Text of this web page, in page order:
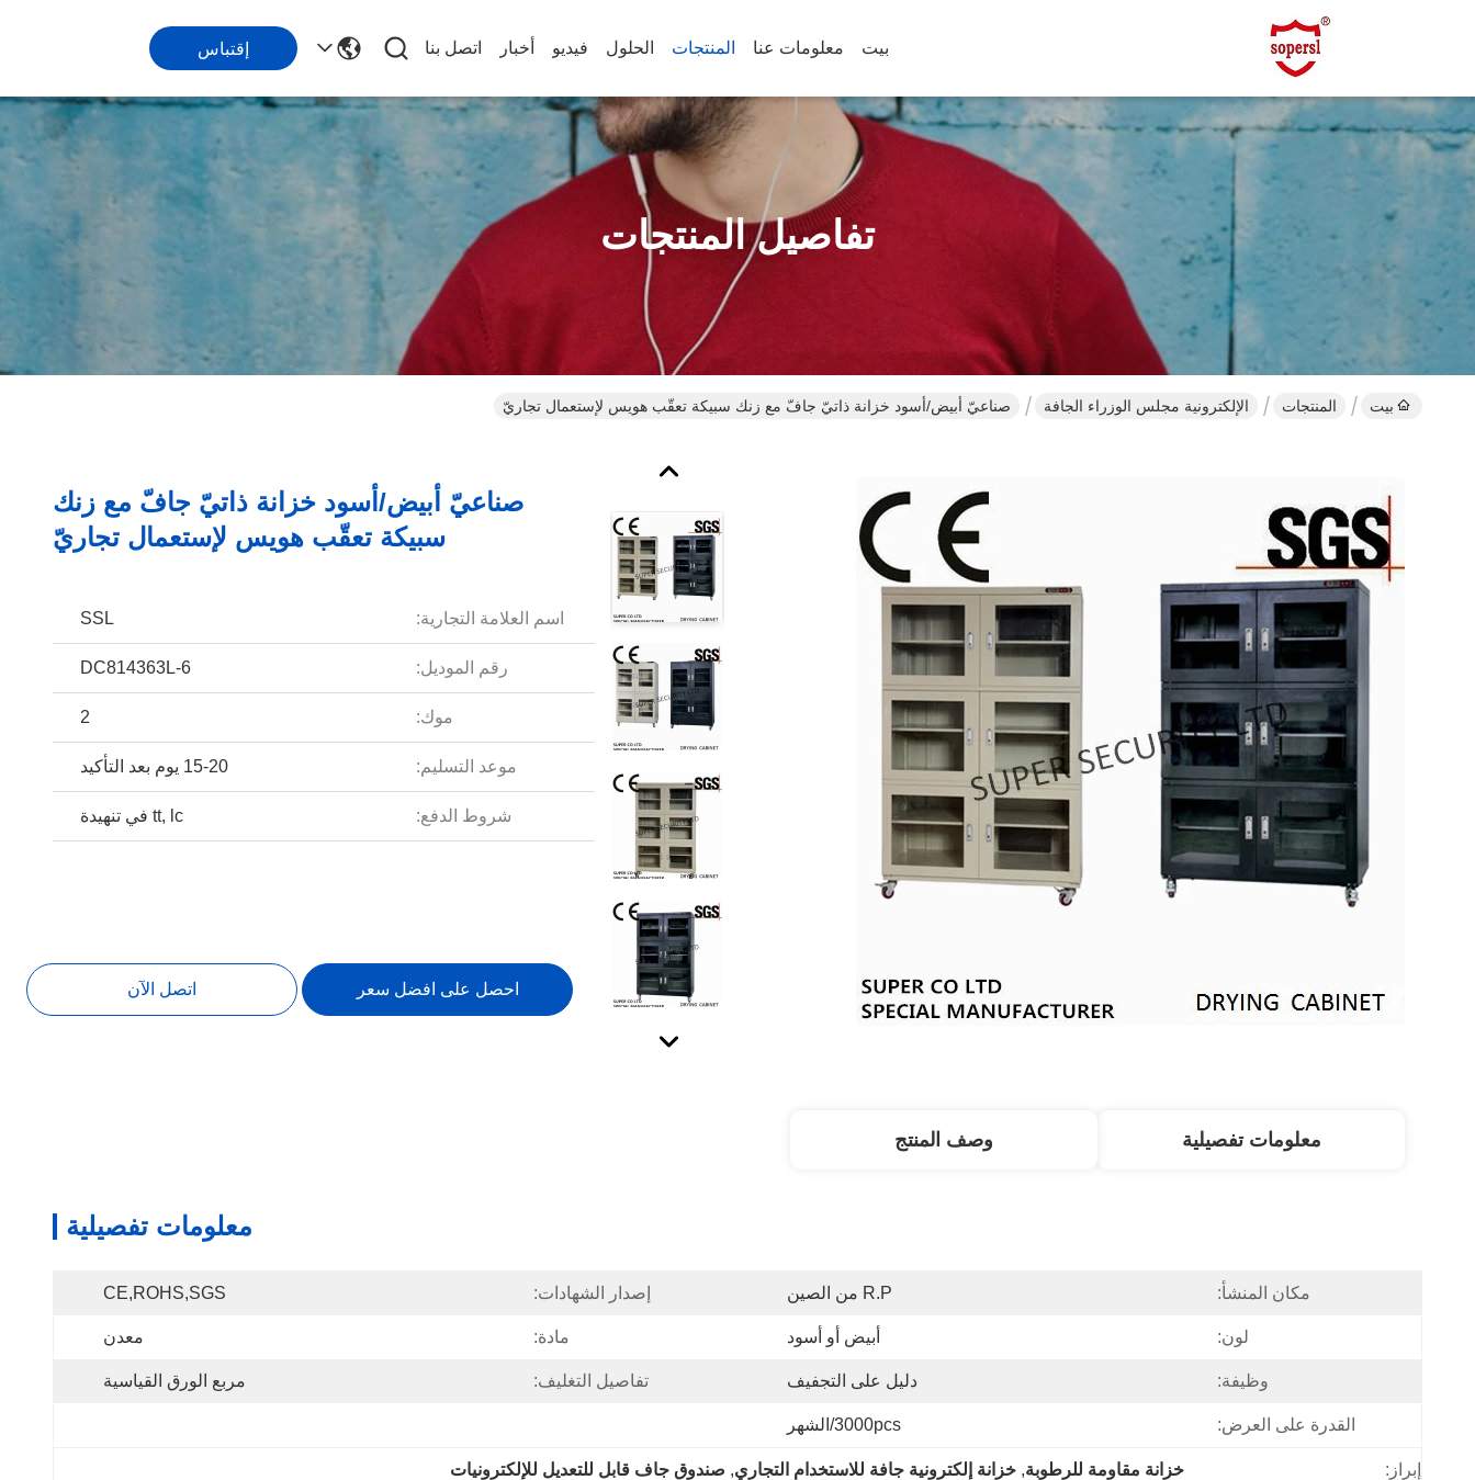
بيت معلومات عنا المنتجات الحلول فيديو أخبار اتصل بنا إقتباس
تفاصيل المنتجات
بيت المنتجات الإلكترونية مجلس الوزراء الجافة صناعيّ أبيض/أسود خزانة ذاتيّ جافّ مع زنك سبيكة تعقّب هويس لإستعمال تجاريّ
صناعيّ أبيض/أسود خزانة ذاتيّ جافّ مع زنك
سبيكة تعقّب هويس لإستعمال تجاريّ
اسم العلامة التجارية: SSL
رقم الموديل: DC814363L-6
موك: 2
موعد التسليم: 15-20 يوم بعد التأكيد
شروط الدفع: tt, lc في تنهيدة
احصل على افضل سعر اتصل الآن
معلومات تفصيلية وصف المنتج
معلومات تفصيلية
مكان المنشأ: R.P من الصين إصدار الشهادات: CE,ROHS,SGS
لون: أبيض أو أسود مادة: معدن
وظيفة: دليل على التجفيف تفاصيل التغليف: مربع الورق القياسية
القدرة على العرض: 3000pcs/الشهر
إبراز: خزانة مقاومة للرطوبة, خزانة إلكترونية جافة للاستخدام التجاري, صندوق جاف قابل للتعديل للإلكترونيات